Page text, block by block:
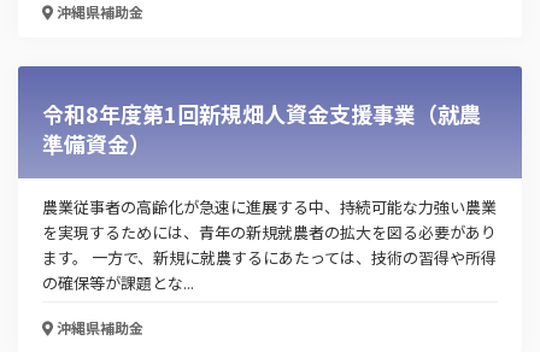
沖縄県補助金
令和8年度第1回新規畑人資金支援事業（就農
準備資金）
農業従事者の高齢化が急速に進展する中、持続可能な力強い農業
を実現するためには、青年の新規就農者の拡大を図る必要があり
ます。 一方で、新規に就農するにあたっては、技術の習得や所得
の確保等が課題とな...
沖縄県補助金